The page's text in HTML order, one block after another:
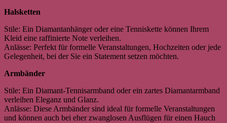
Halsketten
Stile: Ein Diamantanhänger oder eine Tenniskette können Ihrem
Kleid eine raffinierte Note verleihen.
Anlässe: Perfekt für formelle Veranstaltungen, Hochzeiten oder jede
Gelegenheit, bei der Sie ein Statement setzen möchten.
Armbänder
Stile: Ein Diamant-Tennisarmband oder ein zartes Diamantarmband
verleihen Eleganz und Glanz.
Anlässe: Diese Armbänder sind ideal für formelle Veranstaltungen
und können auch bei eher zwanglosen Ausflügen für einen Hauch